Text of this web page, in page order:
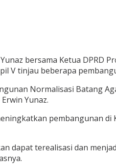
bersama Ketua DPRD
V tinjau beberapa
Normalisasi Batang
Yunaz.
pembangunan
dapat terealisasi dan